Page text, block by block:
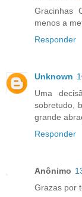
Gracinhas
menos a
Responder
Unknown
Uma
sobretudo,
grande
Responder
Anônimo
Grazas por